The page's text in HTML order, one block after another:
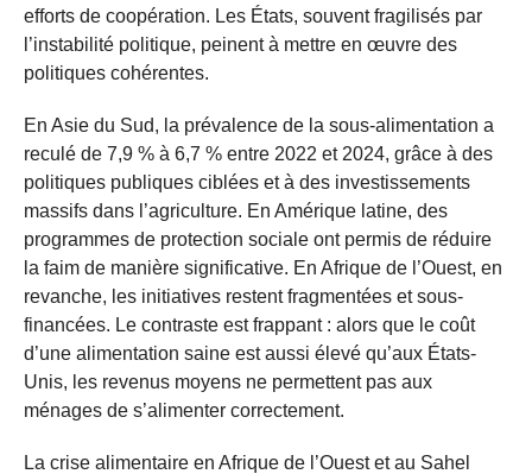
efforts de coopération. Les États, souvent fragilisés par
l’instabilité politique, peinent à mettre en œuvre des
politiques cohérentes.
En Asie du Sud, la prévalence de la sous-alimentation a
reculé de 7,9 % à 6,7 % entre 2022 et 2024, grâce à des
politiques publiques ciblées et à des investissements
massifs dans l’agriculture. En Amérique latine, des
programmes de protection sociale ont permis de réduire
la faim de manière significative. En Afrique de l’Ouest, en
revanche, les initiatives restent fragmentées et sous-
financées. Le contraste est frappant : alors que le coût
d’une alimentation saine est aussi élevé qu’aux États-
Unis, les revenus moyens ne permettent pas aux
ménages de s’alimenter correctement.
La crise alimentaire en Afrique de l’Ouest et au Sahel